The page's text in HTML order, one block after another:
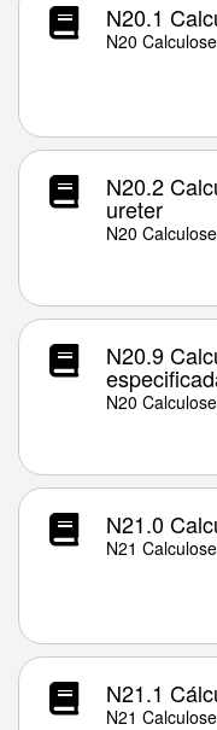
N20.1
N20
N20.2
ureter
N20
N20.9
N20
N21.0
N21
N21.1
N21